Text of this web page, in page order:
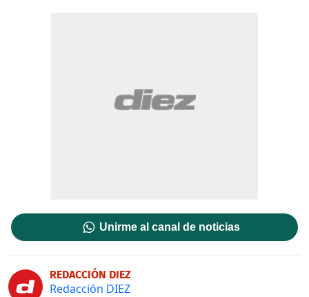
Unirme al canal de noticias
REDACCIÓN DIEZ
Redacción DIEZ